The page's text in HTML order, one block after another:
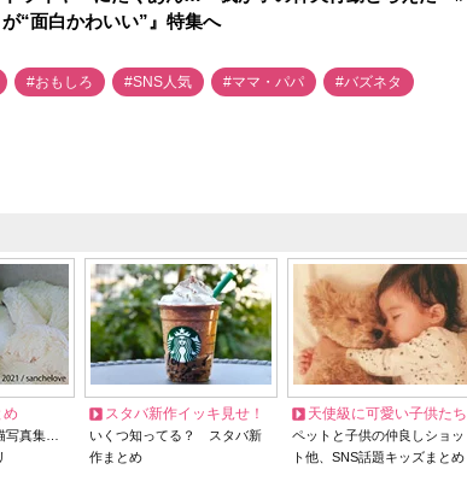
“面白かわいい”』特集へ
#おもしろ #SNS人気 #ママ・パパ #バズネタ
め
写真集…
スタバ新作イッキ見せ！
いくつ知ってる？ スタバ新
作まとめ
天使級に可愛い子供たち
ペットと子供の仲良しショッ
ト他、SNS話題キッズまとめ